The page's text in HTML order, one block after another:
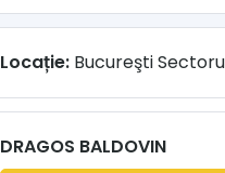
Locație: Bucureşti
DRAGOS BALDOVIN